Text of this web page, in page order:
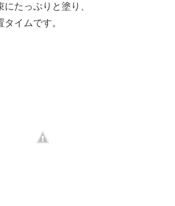
たっぷりと塗り、
イムです。